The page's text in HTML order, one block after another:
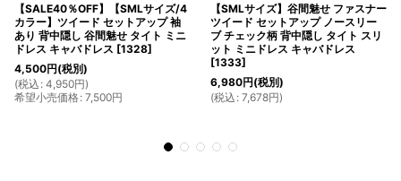
【SALE40％OFF】【SMLサイズ/4
カラー】ツイード セットアップ 袖
あり 背中隠し 谷間魅せ タイト ミニ
ドレス キャバドレス [1328]
4,500円(税別)
(税込 : 4,950円)
希望小売価格: 7,500円
【SMLサイズ】谷間魅せ ファスナー
ツイード セットアップ ノースリー
ブ チェック柄 背中隠し タイト スリ
ット ミニドレス キャバドレス
[1333]
6,980円(税別)
(税込 : 7,678円)